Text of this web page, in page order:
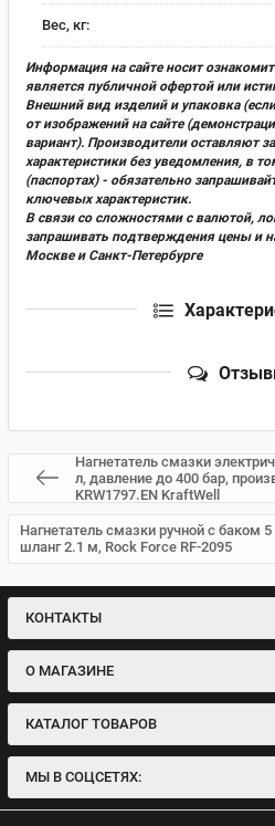
Вес, кг:
Информация на сайте носит
является публичной офертой или
Внешний вид изделий и упаковка
от изображений на сайте
вариант). Производители оставляют
характеристики без уведомления, в
(паспортах) - обязательно
ключевых характеристик.
В связи со сложностями с валютой,
запрашивать подтверждения цены и
Москве и Санкт-Петербурге
Нагнетатель смазки
л, давление до 400 бар,
KRW1797.EN KraftWell
Нагнетатель смазки ручной с баком
шланг 2.1 м, Rock Force RF-2095
КОНТАКТЫ
О МАГАЗИНЕ
КАТАЛОГ ТОВАРОВ
МЫ В СОЦСЕТЯХ: